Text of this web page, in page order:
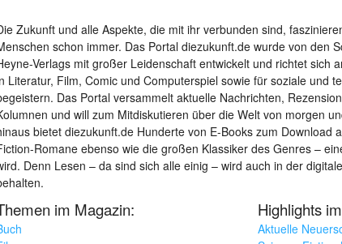
Zukunft und alle Aspekte, die mit ihr verbunden sind,
schon immer. Das Portal diezukunft.de wurde von den
Verlags mit großer Leidenschaft entwickelt und richtet sich
Literatur, Film, Comic und Computerspiel sowie für soziale und
Das Portal versammelt aktuelle Nachrichten,
und will zum Mitdiskutieren über die Welt von morgen
bietet diezukunft.de Hunderte von E-Books zum Download
Romane ebenso wie die großen Klassiker des Genres –
Denn Lesen – da sind sich alle einig – wird auch in der
im Magazin: Highlights
Aktuelle